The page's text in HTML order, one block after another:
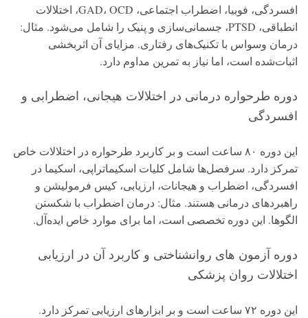
افسردگی، فوبیا، اضطراب اجتماعی، GAD، OCD، اختلالات
انطباقی، PTSD، جسمانی‌سازی و پنیک را شامل می‌شود. مثال:
درمان وسواس با تکنیک‌های رفتاری. مزایای آن اثربخشی
اثبات‌شده است، اما نیاز به تمرین مداوم دارد.
دوره طرحواره درمانی در اختلالات هیجانی، اضطرابی و
افسردگی
این دوره ۸۰ ساعت است و بر کاربرد طرحواره در اختلالات خاص
تمرکز دارد. سرفصل‌ها شامل کلیات اسکیماتراپی، اسکیما در
افسردگی، اضطراب و هیجانات، ارزیابی، کیس فرمولیشن و
راهبردهای درمانی هستند. مثال: درمان اضطراب با شکستن
الگوها. این دوره تخصصی است، اما برای موارد خاص ایده‌آل.
دوره آزمون های روانشناختی و کاربرد آن در ارزیابی
اختلالات روان پزشکی
این دوره ۷۲ ساعت است و بر ابزارهای ارزیابی تمرکز دارد.